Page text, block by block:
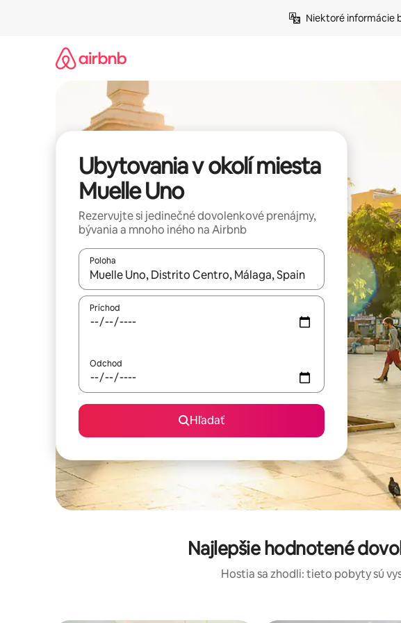
Niektoré informácie
Ubytovania v okolí miesta
Muelle Uno
Rezervujte si jedinečné dovolenkové prenájmy,
bývania a mnoho iného na Airbnb
Poloha
Keď budú výsledky k dispozícii, môžete si ich prechádzať pomocou
Príchod
Odchod
Hľadať
Najlepšie hodnotené
Hostia sa zhodli: tieto pobyty sú